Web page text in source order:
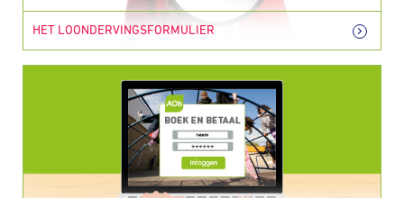
HET LOONDERVINGSFORMULIER